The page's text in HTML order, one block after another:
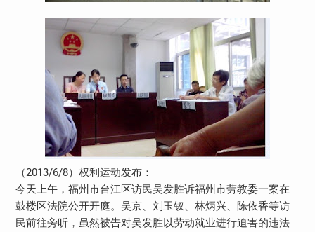
（2013/6/8）权利运动发布：
今天上午，福州市台江区访民吴发胜诉福州市劳教委一案在
鼓楼区法院公开开庭。吴京、刘玉钗、林炳兴、陈依香等访
民前往旁听，虽然被告对吴发胜以劳动就业进行迫害的违法